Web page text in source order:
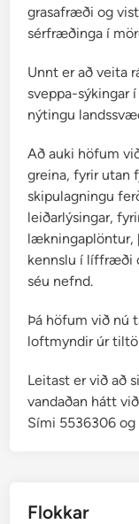
grasafræði og
sérfræðinga í
Unnt er að veita
sveppa-sýkingar
nýtingu
Að auki höfum
greina, fyrir utan
skipulagningu
leiðarlýsingar,
lækningaplöntur,
kennslu í líffræði
séu nefnd.
Þá höfum við nú
loftmyndir úr
Leitast er við að
vandaðan hátt
Sími 5536306 og
Flokkar